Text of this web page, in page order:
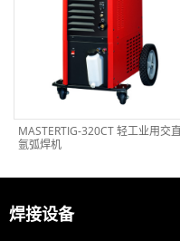
MASTERTIG-320CT 轻工业用交
氩弧焊机
焊接设备